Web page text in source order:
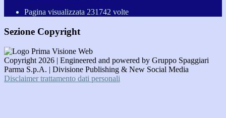
Pagina visualizzata 231742 volte
Sezione Copyright
Copyright 2026 | Engineered and powered by Gruppo Spaggiari
Parma S.p.A. | Divisione Publishing & New Social Media
Disclaimer trattamento dati personali